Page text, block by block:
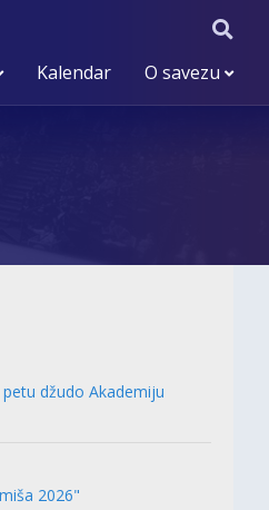
Kalendar O savezu
džudo Akademiju
2026"